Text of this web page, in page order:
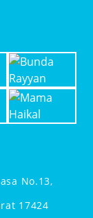
No.13,
17424